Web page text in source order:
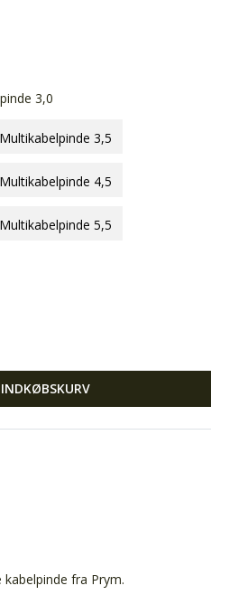
3,0
Multikabelpinde 3,5
Multikabelpinde 4,5
Multikabelpinde 5,5
fra Prym.